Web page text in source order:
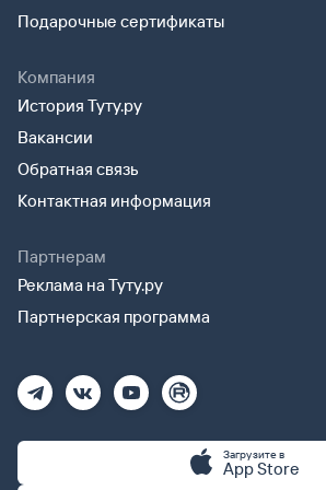
Подарочные сертификаты
Компания
История Туту.ру
Вакансии
Обратная связь
Контактная информация
Партнерам
Реклама на Туту.ру
Партнерская программа
Загрузите в
App Store